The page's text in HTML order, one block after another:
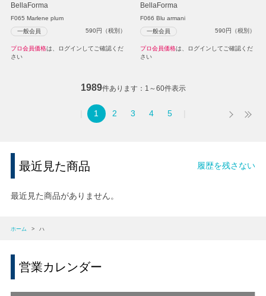
BellaForma
F065 Marlene plum
一般会員 590円（税別）
プロ会員価格は、ログインしてご確認くだ
さい
BellaForma
F066 Blu armani
一般会員 590円（税別）
プロ会員価格は、ログインしてご確認くだ
さい
1989件あります 1～60件表示
1 2 3 4 5
最近見た商品 履歴を残さない
最近見た商品がありません。
ホーム > ハ
営業カレンダー